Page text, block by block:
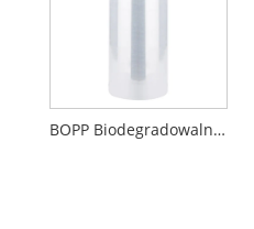
BOPP Biodegradowalna folia do laminowania z połyskiem lub matowym